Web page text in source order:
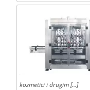
kozmetici i drugim […]